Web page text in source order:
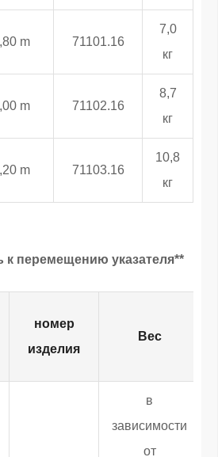
m 71101.16
7,0
кг
m 71102.16
8,7
кг
m 71103.16
10,8
кг
к перемещению указателя**
номер
изделия
Вес
в
зависимости
от